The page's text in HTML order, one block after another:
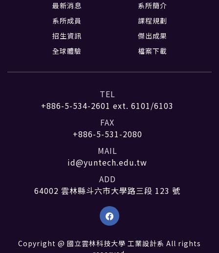
最新消息
系所簡介
系所成員
課程規劃
招生資訊
傑出成果
全球體驗
檔案下載
TEL
+886-5-534-2601 ext. 6101/6103
FAX
+886-5-531-2080
MAIL
id@yuntech.edu.tw
ADD
64002 雲林縣斗六市大學路三段 123 號
Copyright @ 國立雲林科技大學 工業設計系 All rights